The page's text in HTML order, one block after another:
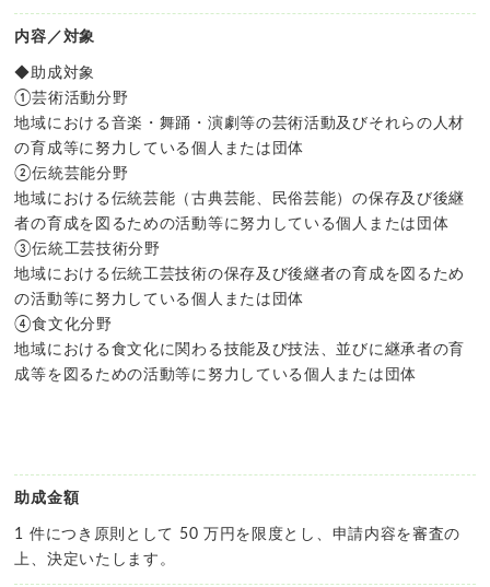
内容／対象
◆助成対象
①芸術活動分野
地域における音楽・舞踊・演劇等の芸術活動及びそれらの人材
の育成等に努力している個人または団体
②伝統芸能分野
地域における伝統芸能（古典芸能、民俗芸能）の保存及び後継
者の育成を図るための活動等に努力している個人または団体
③伝統工芸技術分野
地域における伝統工芸技術の保存及び後継者の育成を図るため
の活動等に努力している個人または団体
④食文化分野
地域における食文化に関わる技能及び技法、並びに継承者の育
成等を図るための活動等に努力している個人または団体
助成金額
1 件につき原則として 50 万円を限度とし、申請内容を審査の
上、決定いたします。